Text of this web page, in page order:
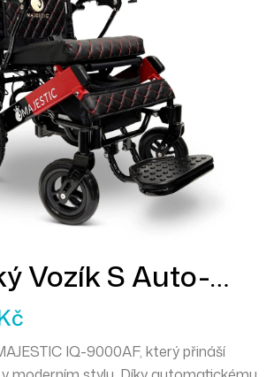
Vozík S Auto-
MAJESTIC IQ-
IQ-9000AF, který přináší